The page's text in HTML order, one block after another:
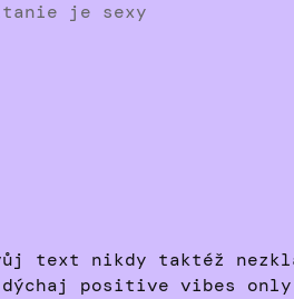
je sexy
text nikdy taktéž
positive vibes